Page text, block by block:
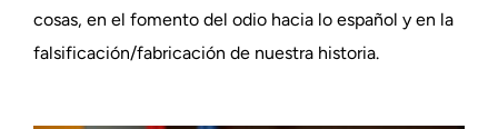
cosas, en el fomento del odio hacia lo español y en la
falsificación/fabricación de nuestra historia.